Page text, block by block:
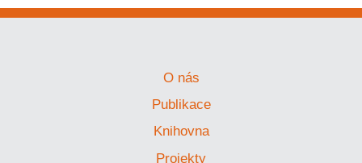
O nás
Publikace
Knihovna
Projekty